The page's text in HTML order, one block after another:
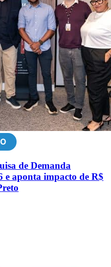
de Demanda
e aponta impacto de R$